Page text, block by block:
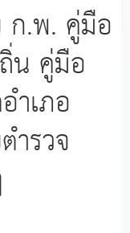
.พ. คู่มือ
น คู่มือ
เภอ
รวจ